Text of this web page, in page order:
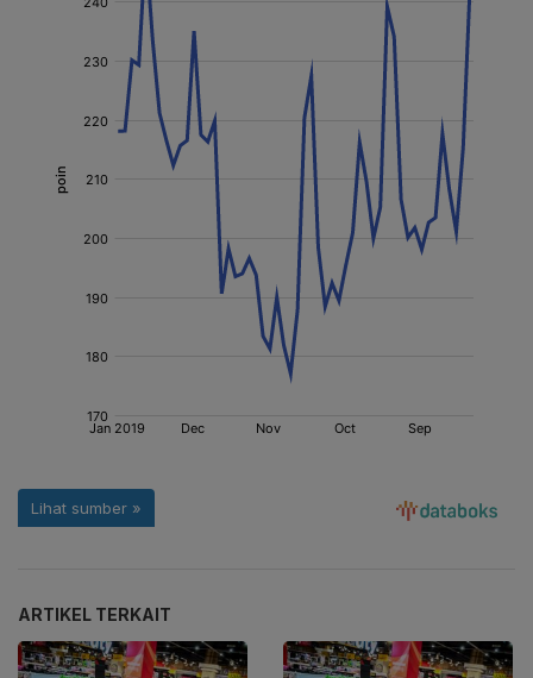
ARTIKEL TERKAIT